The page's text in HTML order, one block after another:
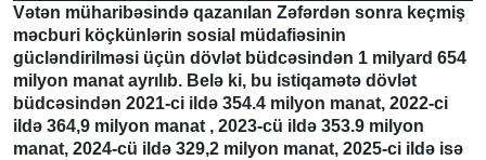
Vətən müharibəsində qazanılan Zəfərdən sonra keçmiş
məcburi köçkünlərin sosial müdafiəsinin
gücləndirilməsi üçün dövlət büdcəsindən 1 milyard 654
milyon manat ayrılıb. Belə ki, bu istiqamətə dövlət
büdcəsindən 2021-ci ildə 354.4 milyon manat, 2022-ci
ildə 364,9 milyon manat , 2023-cü ildə 353.9 milyon
manat, 2024-cü ildə 329,2 milyon manat, 2025-ci ildə isə